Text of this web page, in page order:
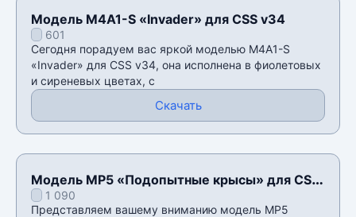
Модель M4A1-S «Invader» для CSS v34
601
Сегодня порадуем вас яркой моделью M4A1-S
«Invader» для CSS v34, она исполнена в фиолетовых
и сиреневых цветах, с
Скачать
Модель MP5 «Подопытные крысы» для CSS
v341 090
Представляем вашему вниманию модель MP5